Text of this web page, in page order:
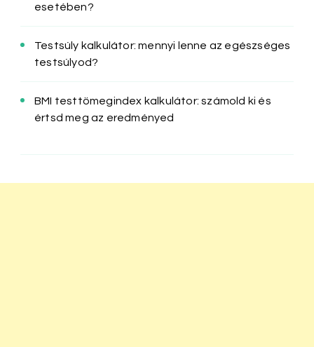
esetében?
Testsúly kalkulátor: mennyi lenne az egészséges
testsúlyod?
BMI testtömegindex kalkulátor: számold ki és
értsd meg az eredményed